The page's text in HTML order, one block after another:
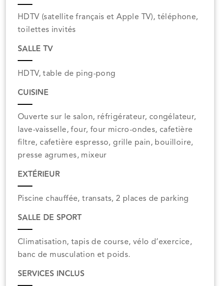
HDTV (satellite français et Apple TV), téléphone,
toilettes invités
SALLE TV
HDTV, table de ping-pong
CUISINE
Ouverte sur le salon, réfrigérateur, congélateur,
lave-vaisselle, four, four micro-ondes, cafetière
filtre, cafetière espresso, grille pain, bouilloire,
presse agrumes, mixeur
EXTÉRIEUR
Piscine chauffée, transats, 2 places de parking
SALLE DE SPORT
Climatisation, tapis de course, vélo d’exercice,
banc de musculation et poids.
SERVICES INCLUS